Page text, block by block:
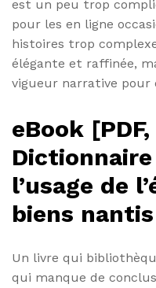
est un peu trop
pour les en ligne
histoires trop
élégante et raffinée,
vigueur narrative pour
eBook [PDF,
l’usage de
biens nantis
Un livre qui
qui manque de